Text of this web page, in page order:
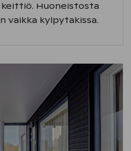
keittiö. Huoneistosta
vaikka kylpytakissa.